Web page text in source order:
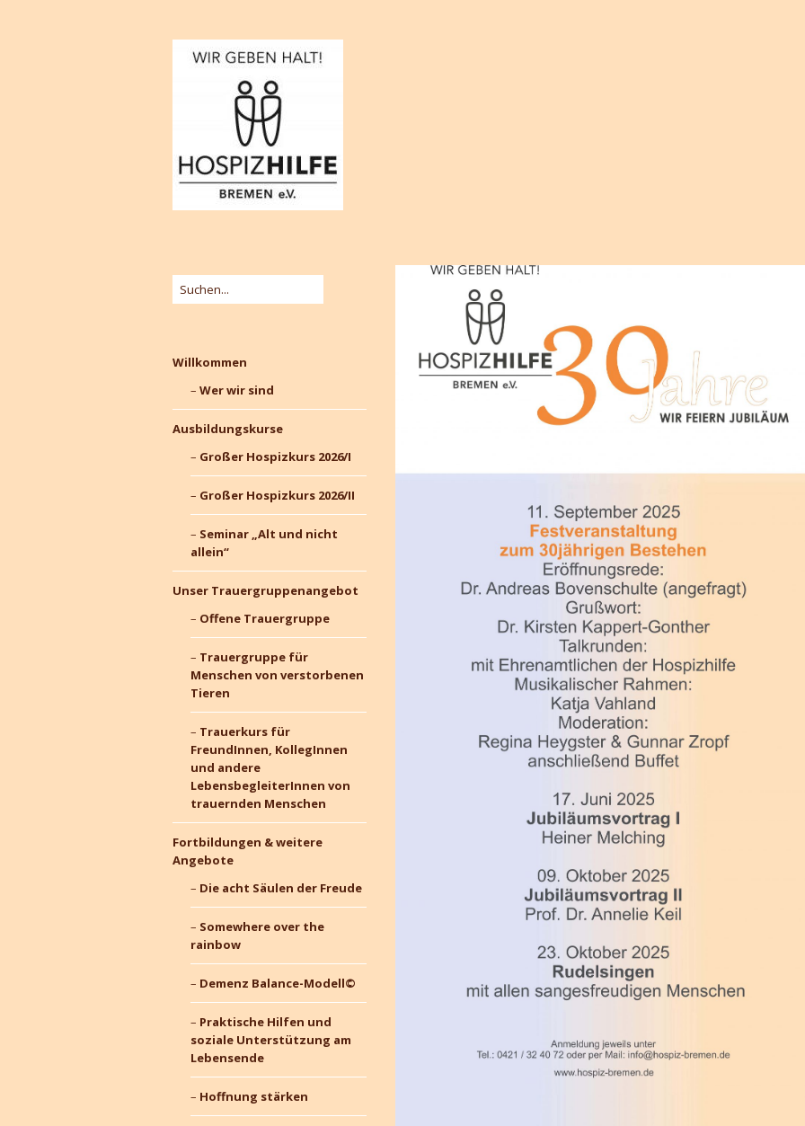
Willkommen
Wer wir sind
Ausbildungskurse
Großer Hospizkurs 2026/I
Großer Hospizkurs 2026/II
Seminar „Alt und nicht
allein“
Unser Trauergruppenangebot
Offene Trauergruppe
Trauergruppe für
Menschen von verstorbenen
Tieren
Trauerkurs für
FreundInnen, KollegInnen
und andere
LebensbegleiterInnen von
trauernden Menschen
Fortbildungen & weitere
Angebote
Die acht Säulen der Freude
Somewhere over the
rainbow
Demenz Balance-Modell©
Praktische Hilfen und
soziale Unterstützung am
Lebensende
Hoffnung stärken